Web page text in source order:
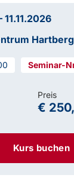
11.11.2026
Hartberg
Kurs buchen
Preis
€